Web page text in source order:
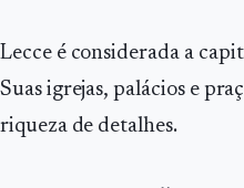
Lecce é considerada a
Suas igrejas, palácios e
riqueza de detalhes.